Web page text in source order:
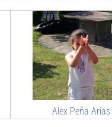
Carla López